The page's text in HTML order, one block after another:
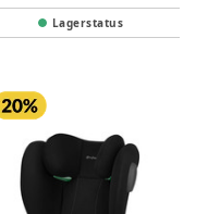
Lagerstatus